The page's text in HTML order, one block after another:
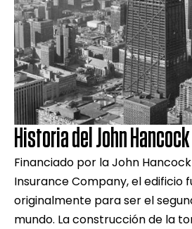
Historia del John
Financiado por la John
Insurance Company, el edificio
originalmente para ser el
mundo. La construcción de la